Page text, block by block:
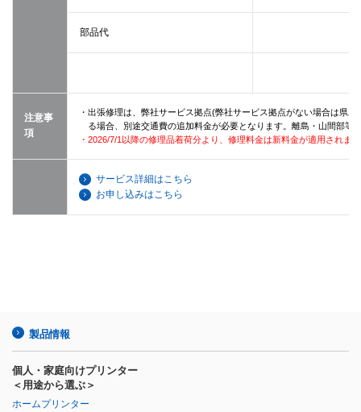
部品代
注意事
項
・出張修理は、弊社サービス拠点(弊社サービス拠点がない場合は県
る場合、別途交通費の追加料金が必要となります。離島・山間部等
・2026/7/1以降の修理品着荷分より、修理料金は新料金が適用されま
サービス詳細はこちら
お申し込みはこちら
製品情報
個人・家庭向けプリンター
＜用途から選ぶ＞
ホームプリンター